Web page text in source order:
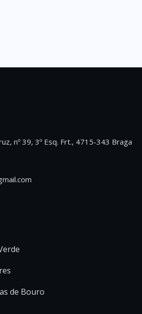
nº 39, 3º Esq. Frt., 4715-343 Braga
de Bouro